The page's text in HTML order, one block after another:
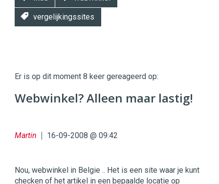
vergelijkingssites
|
Digital
Commercehttps://twinklemagazine.nl
Er is op dit moment 8 keer gereageerd op:
Webwinkel? Alleen maar lastig!
Martin 16-09-2008 @ 09:42
Nou, webwinkel in Belgie .. Het is een site waar je kunt
checken of het artikel in een bepaalde locatie op